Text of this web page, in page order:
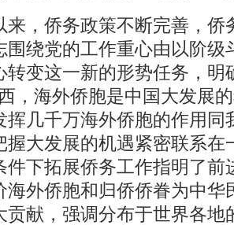
，侨务政策不断完善，侨
围绕党的工作重心由以阶级
转变这一新的形势任务，明
，海外侨胞是中国大发展
挥几千万海外侨胞的作用同
握大发展的机遇紧密联系在
件下拓展侨务工作指明了前
海外侨胞和归侨侨眷为中华
贡献，强调分布于世界各地